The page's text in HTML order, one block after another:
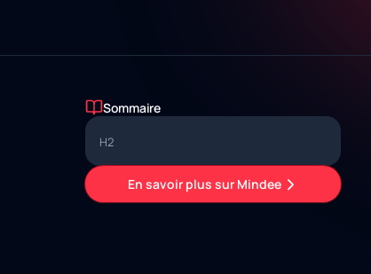
Sommaire
H2
En savoir plus sur Mindee